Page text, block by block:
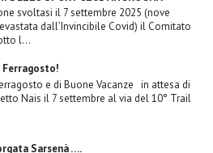
svoltasi il 7 settembre 2025 (nove
dall’Invincibile Covid) il Comitato
l...
Ferragosto!
e di Buone Vacanze in attesa di
Nais il 7 settembre al via del 10° Trail
Sarsenà ….